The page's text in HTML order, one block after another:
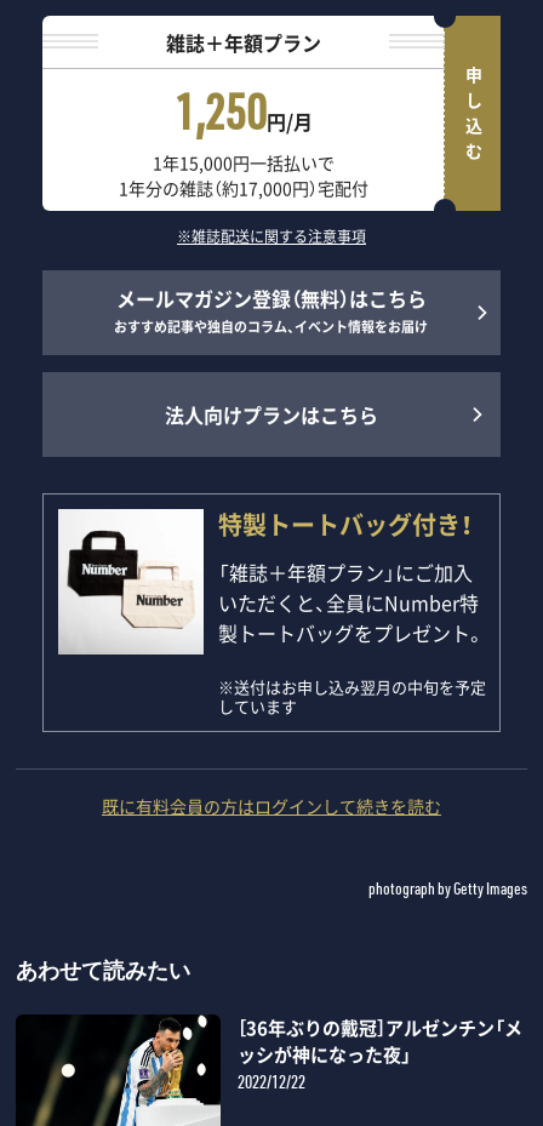
雑誌＋年額プラン
1,250円/月
1年15,000円一括払いで
1年分の雑誌（約17,000円）宅配付
申し込む
※雑誌配送に関する注意事項
メールマガジン登録（無料）はこちら
おすすめ記事や独自のコラム、イベント情報をお届け
法人向けプランはこちら
特製トートバッグ付き！
「雑誌＋年額プラン」にご加入
いただくと、全員にNumber特
製トートバッグをプレゼント。
※送付はお申し込み翌月の中旬を予定
しています
既に有料会員の方はログインして続きを読む
photograph by Getty Images
あわせて読みたい
［36年ぶりの戴冠］アルゼンチン「メ
ッシが神になった夜」
2022/12/22